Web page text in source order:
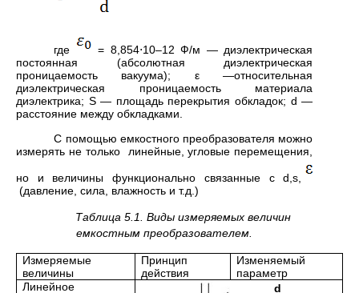
где
= 8,854⋅10–12 Ф/м — диэлектрическая
постоянная (абсолютная диэлектрическая
проницаемость вакуума); ε —относительная
диэлектрическая проницаемость материала
диэлектрика; S — площадь перекрытия обкладок; d —
расстояние между обкладками.
С помощью емкостного преобразователя можно
измерять не только линейные, угловые перемещения,
но и величины функционально связанные с d,s,
(давление, сила, влажность и т.д.)
Таблица 5.1. Виды измеряемых величин
емкостным преобразователем.
Измеряемые
величины
Принцип
действия
Изменяемый
параметр
Линейное
d